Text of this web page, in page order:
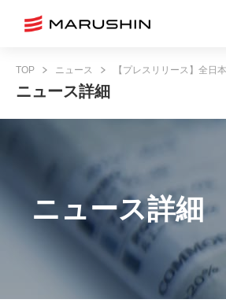
TOP ニュース 【プレスリリース】全日
ニュース詳細
ニュース詳細